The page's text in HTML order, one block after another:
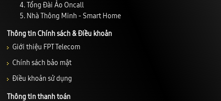
Tổng Đài Ảo Oncall
Nhà Thông Minh - Smart Home
Thông tin Chính sách & Điều khoản
Giới thiệu FPT Telecom
Chính sách bảo mật
Điều khoản sử dụng
Thông tin thanh toán